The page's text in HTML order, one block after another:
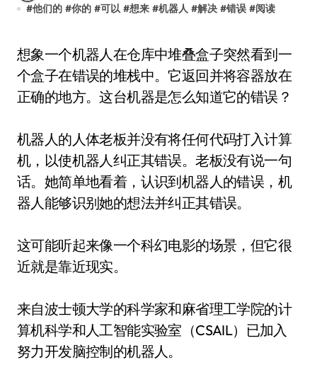
#他们的 #你的 #可以 #想来 #机器人 #解决 #错误 #阅读
想象一个机器人在仓库中堆叠盒子突然看到一
个盒子在错误的堆栈中。它返回并将容器放在
正确的地方。这台机器是怎么知道它的错误？
机器人的人体老板并没有将任何代码打入计算
机，以使机器人纠正其错误。老板没有说一句
话。她简单地看着，认识到机器人的错误，机
器人能够识别她的想法并纠正其错误。
这可能听起来像一个科幻电影的场景，但它很
近就是靠近现实。
来自波士顿大学的科学家和麻省理工学院的计
算机科学和人工智能实验室（CSAIL）已加入
努力开发脑控制的机器人。